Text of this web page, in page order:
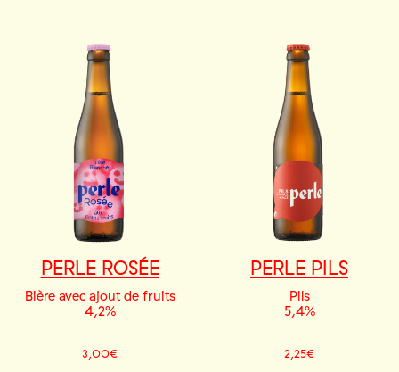
PERLE ROSÉE
Bière avec ajout de fruits
4,2%
3,00€
PERLE PILS
Pils
5,4%
2,25€